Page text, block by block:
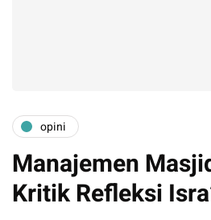
opini
Manajemen
Kritik Refleksi